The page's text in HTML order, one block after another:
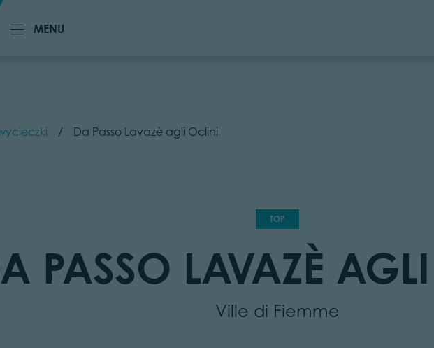
MENU
MENU
Da Passo Lavazè agli Oclini
TOP
PASSO LAVAZÈ
Ville di Fiemme